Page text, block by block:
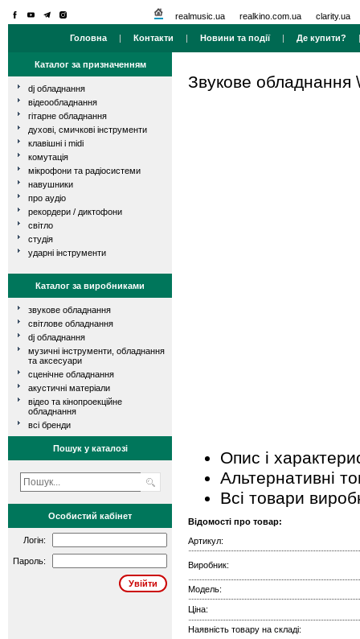
realmusic.ua realkino.com.ua clarity.ua
Головна | Контакти | Новини та події| Де купити?
Каталог за призначенням
dj обладнання
відеообладнання
гітарне обладнання
духові, смичкові інструменти
клавішні і midi
комутація
мікрофони та радіосистеми
навушники
про аудіо
рекордери / диктофони
світло
студія
ударні інструменти
Каталог за виробниками
звукове обладнання
світлове обладнання
dj обладнання
музичні інструменти, обладнання
та аксесуари
сценічне обладнання
акустичні матеріали
відео та кінопроекційне
обладнання
всі бренди
Пошук у каталозі
Особистий кабінет
Логін:
Пароль:
Звукове обладнання
Опис і
Альтернативні
Всі товари
Відомості про товар:
Артикул:
Виробник:
Модель:
Ціна:
Наявність товару на складі: